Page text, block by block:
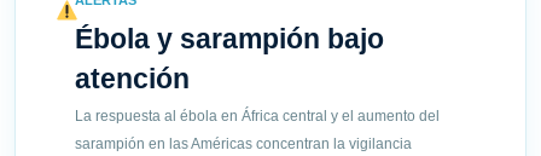
Ébola y sarampión bajo
atención
La respuesta al ébola en África central y el aumento del
sarampión en las Américas concentran la vigilancia